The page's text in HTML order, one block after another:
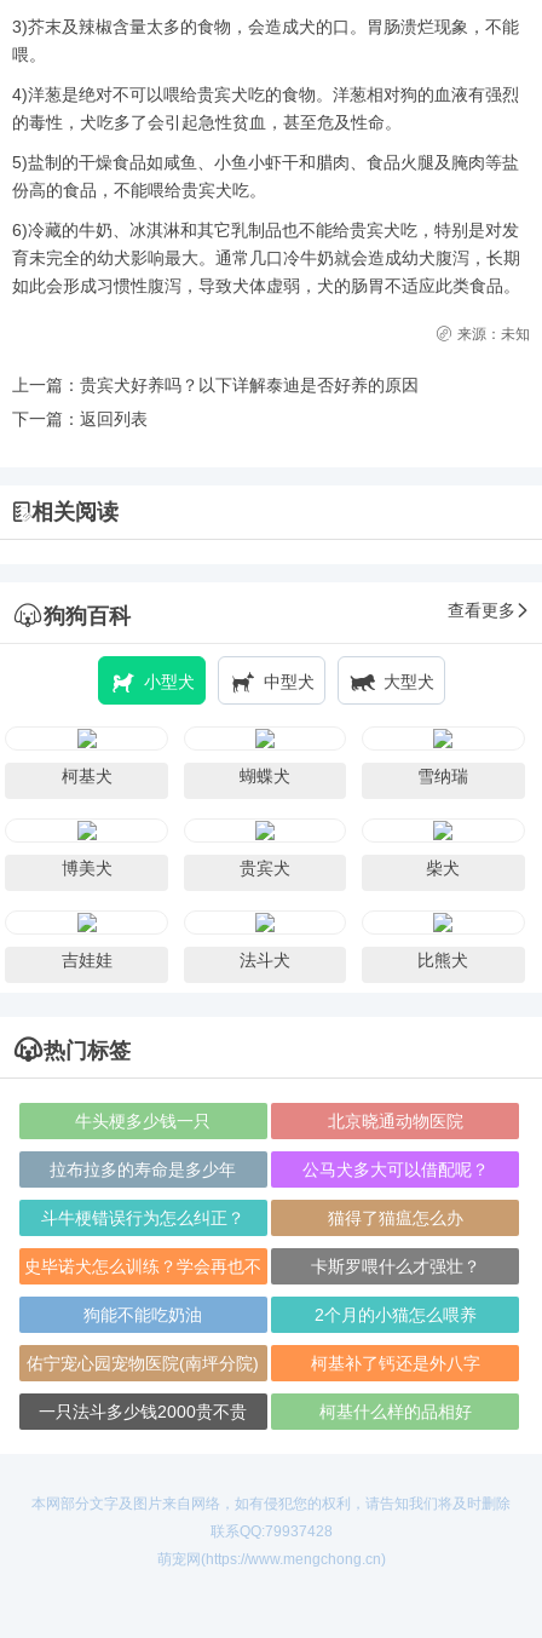
3)芥末及辣椒含量太多的食物，会造成犬的口。胃肠溃烂现象，不能
喂。
4)洋葱是绝对不可以喂给贵宾犬吃的食物。洋葱相对狗的血液有强烈
的毒性，犬吃多了会引起急性贫血，甚至危及性命。
5)盐制的干燥食品如咸鱼、小鱼小虾干和腊肉、食品火腿及腌肉等盐
份高的食品，不能喂给贵宾犬吃。
6)冷藏的牛奶、冰淇淋和其它乳制品也不能给贵宾犬吃，特别是对发
育未完全的幼犬影响最大。通常几口冷牛奶就会造成幼犬腹泻，长期
如此会形成习惯性腹泻，导致犬体虚弱，犬的肠胃不适应此类食品。
来源：未知
上一篇： 贵宾犬好养吗？以下详解泰迪是否好养的原因
下一篇： 返回列表
相关阅读
狗狗百科 查看更多
小型犬 中型犬 大型犬
柯基犬 蝴蝶犬 雪纳瑞
博美犬 贵宾犬 柴犬
吉娃娃 法斗犬 比熊犬
热门标签
牛头梗多少钱一只 北京晓通动物医院
拉布拉多的寿命是多少年 公马犬多大可以借配呢？
斗牛梗错误行为怎么纠正？ 猫得了猫瘟怎么办
史毕诺犬怎么训练？学会再也不
愁
卡斯罗喂什么才强壮？
狗能不能吃奶油 2个月的小猫怎么喂养
佑宁宠心园宠物医院(南坪分院) 柯基补了钙还是外八字
一只法斗多少钱2000贵不贵 柯基什么样的品相好
本网部分文字及图片来自网络，如有侵犯您的权利，请告知我们将及时删除
联系QQ:79937428
萌宠网(https://www.mengchong.cn)